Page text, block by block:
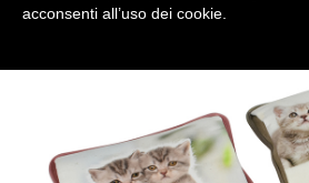
acconsenti all’uso dei cookie.